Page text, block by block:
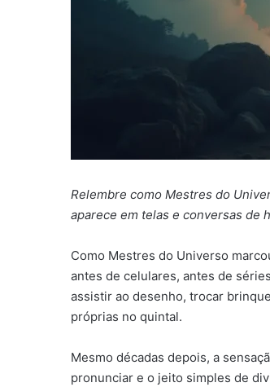
Relembre como Mestres do
aparece em telas e conversas de
Como Mestres do Universo
antes de celulares, antes de
assistir ao desenho, trocar
próprias no quintal.
Mesmo décadas depois, a
pronunciar e o jeito simples de